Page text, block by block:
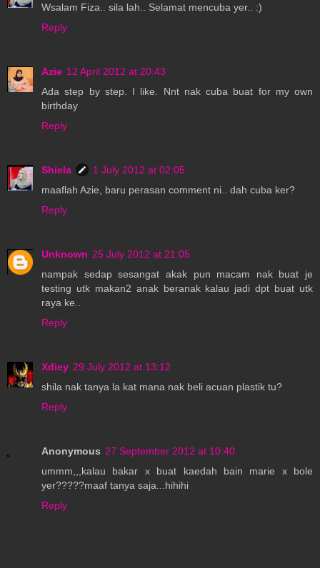
Wsalam Fiza.. sila lah.. Selamat mencuba yer.. :)
Reply
Azie 12 April 2012 at 20:43
Ada step by step. I like. Nnt nak cuba buat for my own
birthday
Reply
Shiela
1 July 2012 at 02:05
maaflah Azie, baru perasan comment ni.. dah cuba ker?
Reply
Unknown 25 July 2012 at 21:05
nampak sedap sesangat akak pun macam nak buat je
testing utk makan2 anak beranak kalau jadi dpt buat utk
raya ke..
Reply
Xdiey 29 July 2012 at 13:12
shila nak tanya la kat mana nak beli acuan plastik tu?
Reply
Anonymous 27 September 2012 at 10:40
ummm,,,kalau bakar x buat kaedah bain marie x bole
yer?????maaf tanya saja...hihihi
Reply